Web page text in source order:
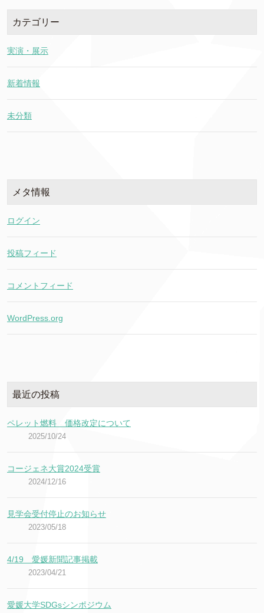
カテゴリー
実演・展示
新着情報
未分類
メタ情報
ログイン
投稿フィード
コメントフィード
WordPress.org
最近の投稿
ペレット燃料 価格改定について
2025/10/24
コージェネ大賞2024受賞
2024/12/16
見学会受付停止のお知らせ
2023/05/18
4/19 愛媛新聞記事掲載
2023/04/21
愛媛大学SDGsシンポジウム